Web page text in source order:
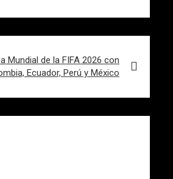
Mundial de la FIFA 2026 con
Ecuador, Perú y México